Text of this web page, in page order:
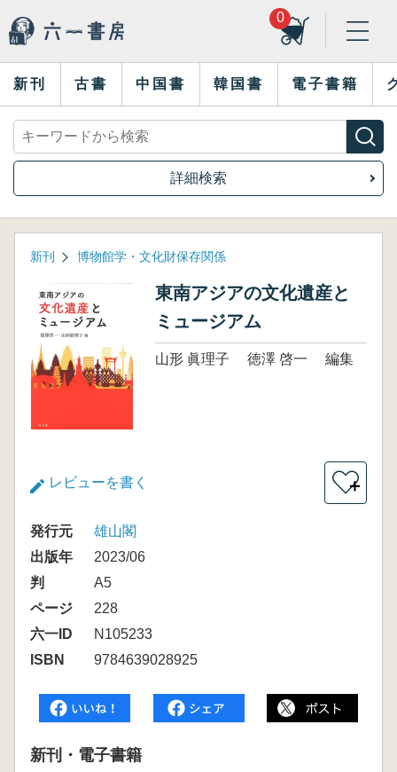
0
新刊 古書 中国書 韓国書 電子書籍
詳細検索
新刊 博物館学・文化財保存関係
東南アジアの文化遺産と
ミュージアム
山形 眞理子 徳澤 啓一 編集
レビューを書く ＋
発行元
雄山閣
出版年
2023/06
判
A5
ページ
228
六一ID
N105233
ISBN
9784639028925
新刊・電子書籍